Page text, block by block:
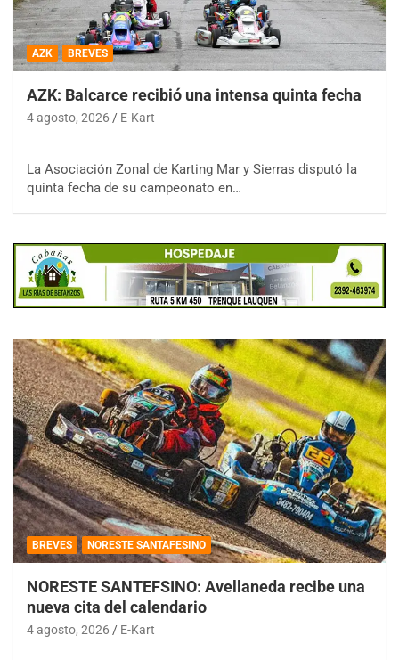
AZK BREVES
AZK: Balcarce recibió una intensa quinta fecha
4 agosto, 2026 E-Kart
La Asociación Zonal de Karting Mar y Sierras disputó la
quinta fecha de su campeonato en…
BREVES NORESTE SANTAFESINO
NORESTE SANTEFSINO: Avellaneda recibe una
nueva cita del calendario
4 agosto, 2026 E-Kart